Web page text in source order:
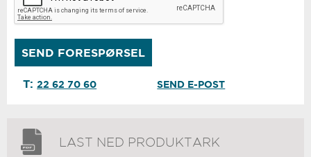
T:22 62 70 60 SEND E-POST
LAST NED PRODUKTARK